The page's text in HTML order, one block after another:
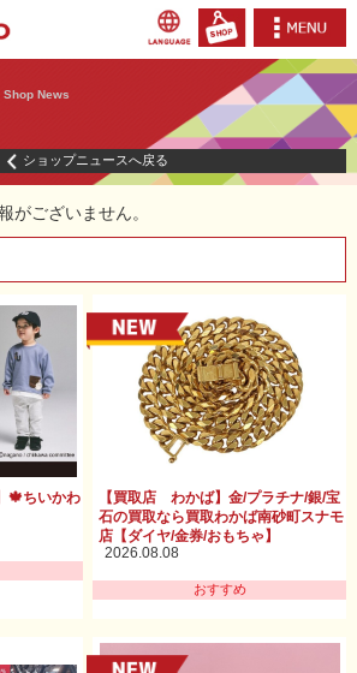
Shop News
ショップニュースへ戻る
がございません。
🍁ちいかわ
【買取店 わかば】金/プラチナ/銀/宝
石の買取なら買取わかば南砂町スナモ
店【ダイヤ/金券/おもちゃ】
2026.08.08
おすすめ